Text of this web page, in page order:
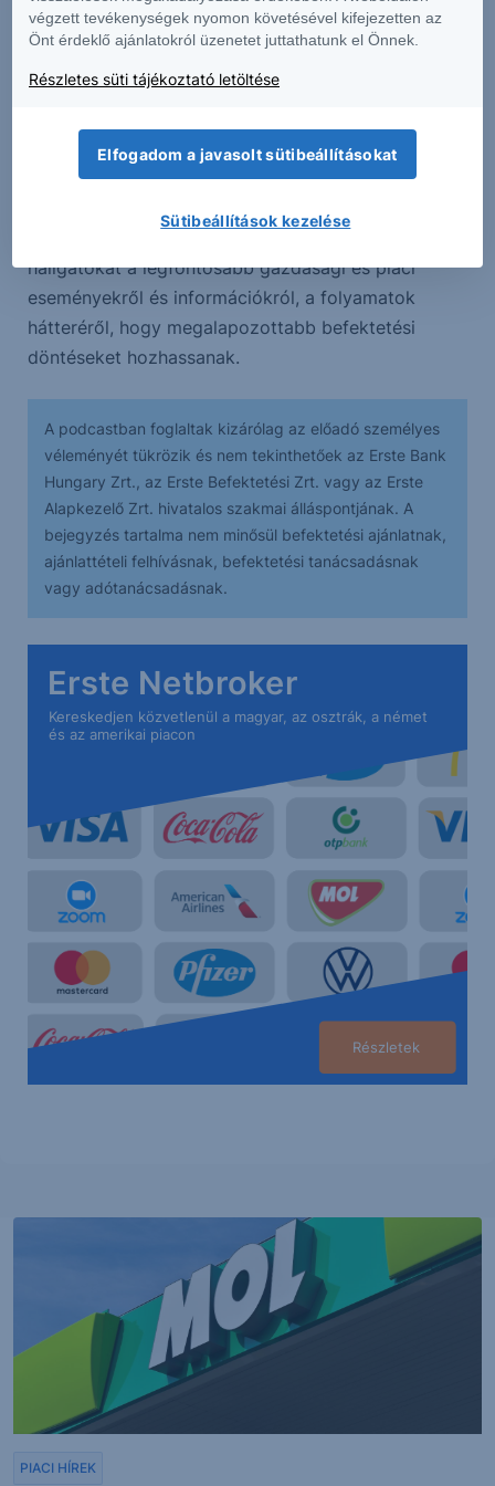
Az erstemarket.hu a Reggeli Monitor, a Trend FM
reggeli hírműsorának kiemelt szakmai támogatója.
hallgatókat a legfontosabb gazdasági és piaci
eseményekről és információkról, a folyamatok
hátteréről, hogy megalapozottabb befektetési
döntéseket hozhassanak.
A podcastban foglaltak kizárólag az előadó személyes
véleményét tükrözik és nem tekinthetőek az Erste Bank
Hungary Zrt., az Erste Befektetési Zrt. vagy az Erste
Alapkezelő Zrt. hivatalos szakmai álláspontjának. A
bejegyzés tartalma nem minősül befektetési ajánlatnak,
ajánlattételi felhívásnak, befektetési tanácsadásnak
vagy adótanácsadásnak.
Erste Netbroker
Kereskedjen közvetlenül a magyar, az osztrák, a német
és az amerikai piacon
Részletek
PIACI HÍREK
végzett tevékenységek nyomon követésével kifejezetten az
Önt érdeklő ajánlatokról üzenetet juttathatunk el Önnek.
Részletes süti tájékoztató letöltése
Elfogadom a javasolt sütibeállításokat
Sütibeállítások kezelése